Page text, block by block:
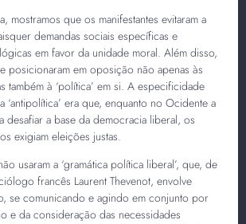
mostramos que os manifestantes evitaram a
demandas sociais específicas e
em favor da unidade moral. Além disso,
posicionaram em oposição não apenas às
também à ‘política’ em si. A especificidade
‘antipolítica’ era que, enquanto no Ocidente a
desafiar a base da democracia liberal, os
exigiam eleições justas.
usaram a ‘gramática política liberal’, que, de
francês Laurent Thevenot, envolve
se comunicando e agindo em conjunto por
e da consideração das necessidades